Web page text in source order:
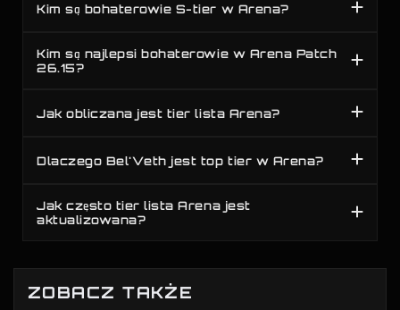
Kim są bohaterowie S-tier w Arena?
Kim są najlepsi bohaterowie w Arena Patch
26.15?
Jak obliczana jest tier lista Arena?
Dlaczego Bel'Veth jest top tier w Arena?
Jak często tier lista Arena jest
aktualizowana?
ZOBACZ TAKŻE